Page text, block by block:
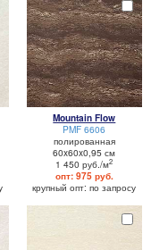
Mountain Flow
PMF 6606
полированная
60x60x0,95 см
1 450 руб./м2
опт: 975 руб.
крупный опт: по запросу